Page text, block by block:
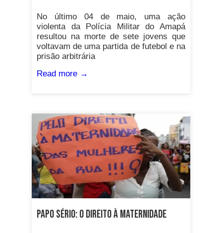
No último 04 de maio, uma ação
violenta da Polícia Militar do Amapá
resultou na morte de sete jovens que
voltavam de uma partida de futebol e na
prisão arbitrária
Read more →
papo sério: o DIREITO À MATERNIDADE